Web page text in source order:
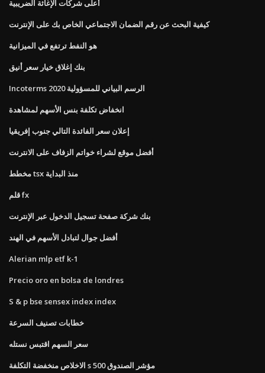
أعلى شركات الإغاثة الضريبية
كيفية البحث عن رقم الضمان الاجتماعي الخاص بك على الإنترنت
هو النفط ترتفع في الميزانية
بنك إغلاق خيار سعر أنيق
Incoterms 2020 الرسم البياني للمسؤولية
انخفاض تكلفة بنس الأسهم لمشاهدة
إعلان سعر الفائدة التالي جنوب إفريقيا
أفضل موقع لشراء خواتم الزفاف على الانترنت
مخطط tsx منذ البداية
قلم fx
بنك شركة صفحة تسجيل الدخول عبر الإنترنت
أفضل جوال لتبادل الأسهم في الهند
Alerian mlp etf k-1
Precio oro en bolsa de londres
S & p bse sensex index index
خطابات تصنيف السرعة
سعر السهم اقتبس نستله
الاخلاص منخفضة التكلفة s 500 مؤشر الصندوق